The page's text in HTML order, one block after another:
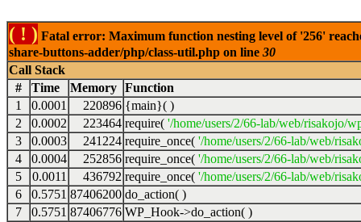
( ! ) Fatal error: Maximum function nesting level of '256'
share-buttons-adder/php/class-util.php on line 30
Call Stack
#
Time Memory Function
1
0.0001 220896 {main}( )
2
0.0002 223464 require( '/home/users/2/66-lab/web/risakojo/
3
0.0003 241224 require_once( '/home/users/2/66-lab/web/
4
0.0004 252856 require_once( '/home/users/2/66-lab/web/
5
0.0011 436792 require_once( '/home/users/2/66-lab/web/
6
0.5751 87406200 do_action( )
7
0.5751 87406776 WP_Hook->do_action( )